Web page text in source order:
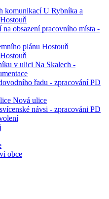
komunikací U Rybníka a
obsazení pracovního místa -
plánu Hostouň
v ulici Na Skalech -
řadu - zpracování PD
Nová ulice
návsi - zpracováni PD
obce